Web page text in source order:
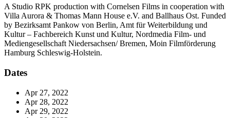
A Studio RPK production with Cornelsen Films in cooperation with
Villa Aurora & Thomas Mann House e.V. and Ballhaus Ost. Funded
by Bezirksamt Pankow von Berlin, Amt für Weiterbildung und
Kultur – Fachbereich Kunst und Kultur, Nordmedia Film- und
Mediengesellschaft Niedersachsen/ Bremen, Moin Filmförderung
Hamburg Schleswig-Holstein.
Dates
Apr 27, 2022
Apr 28, 2022
Apr 29, 2022